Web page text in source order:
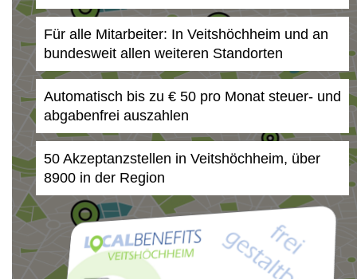
Für alle Mitarbeiter: In Veitshöchheim und an
bundesweit allen weiteren Standorten
Automatisch bis zu € 50 pro Monat steuer- und
abgabenfrei auszahlen
50 Akzeptanzstellen in Veitshöchheim, über
8900 in der Region